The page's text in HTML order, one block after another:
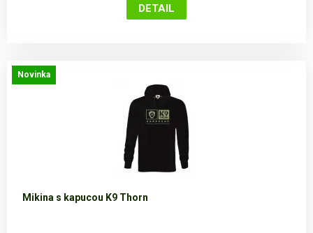
Novinka
Mikina s kapucou K9 Thorn